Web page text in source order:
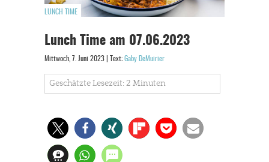
LUNCH TIME
Lunch Time am 07.06.2023
Mittwoch, 7. Juni 2023 | Text: Gaby DeMuirier
Geschätzte Lesezeit: 2 Minuten